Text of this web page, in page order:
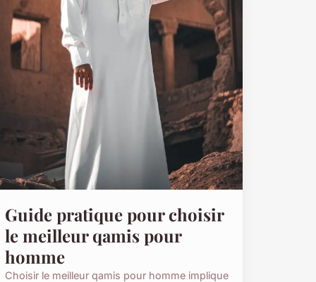
Guide pratique pour choisir
le meilleur qamis pour
homme
Choisir le meilleur qamis pour homme implique